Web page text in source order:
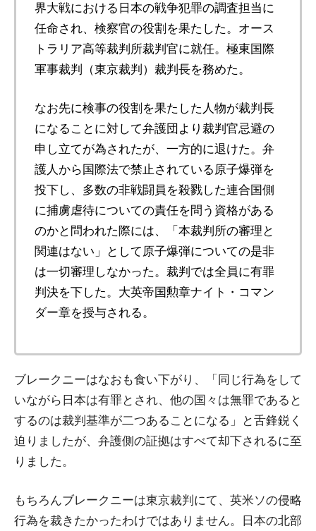
界大戦における日本の戦争犯罪の調査担当に
任命され、検察官の役割を果たした。オース
トラリア高等裁判所裁判官に就任。極東国際
軍事裁判（東京裁判）裁判長を務めた。
なお先に検事の役割を果たした人物が裁判長
になることに対して弁護団より裁判官忌避の
申し立てが為されたが、一方的に退けた。弁
護人から国際法で禁止されている原子爆弾を
投下し、多数の非戦闘員を殺戮した連合国側
に捕虜虐待についての責任を問う資格がある
のかと問われた際には、「本裁判所の審理と
関連はない」として原子爆弾についての是非
は一切審理しなかった。裁判では全員に有罪
判決を下した。大英帝国勲章ナイト・コマン
ダー章を授与される。
ブレークニーはなおも食い下がり、「同じ行為をして
いながら日本は有罪とされ、他の国々は無罪であると
するのは裁判基準が二つあることになる」と舌鋒鋭く
迫りましたが、弁護側の証拠はすべて却下されるに至
りました。
もちろんブレークニーは東京裁判にて、英米ソの侵略
行為を裁きたかったわけではありません。日本の北部